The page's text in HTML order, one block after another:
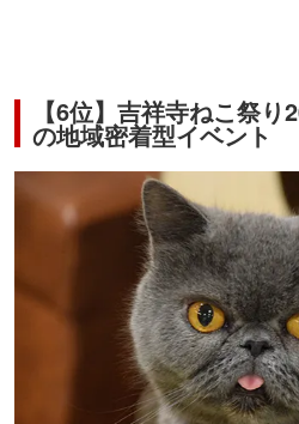
【6位】吉祥寺ねこ祭
の地域密着型イベント